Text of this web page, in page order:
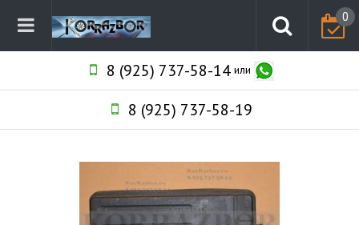
0
8 (925) 737-58-14или
8 (925) 737-58-19